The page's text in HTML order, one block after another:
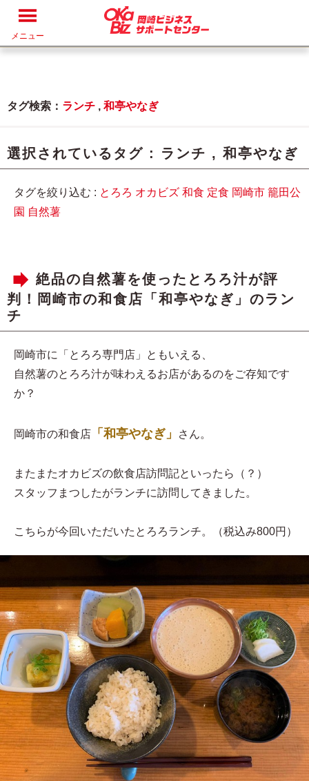
メニュー
タグ検索： ランチ , 和亭やなぎ
選択されているタグ : ランチ , 和亭やなぎ
タグを絞り込む : とろろ オカビズ 和食 定食 岡崎市 籠田公
園 自然薯
絶品の自然薯を使ったとろろ汁が評
判！岡崎市の和食店「和亭やなぎ」のラン
チ
岡崎市に「とろろ専門店」ともいえる、
自然薯のとろろ汁が味わえるお店があるのをご存知です
か？
岡崎市の和食店 「和亭やなぎ」 さん。
またまたオカビズの飲食店訪問記といったら（？）
スタッフまつしたがランチに訪問してきました。
こちらが今回いただいたとろろランチ。（税込み800円）